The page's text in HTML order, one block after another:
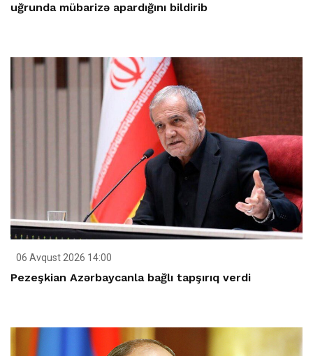
uğrunda mübarizə apardığını bildirib
06 Avqust 2026 14:00
Pezeşkian Azərbaycanla bağlı tapşırıq verdi